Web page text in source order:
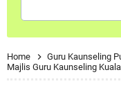
Home Guru Kaunseling
Majlis Guru Kaunseling